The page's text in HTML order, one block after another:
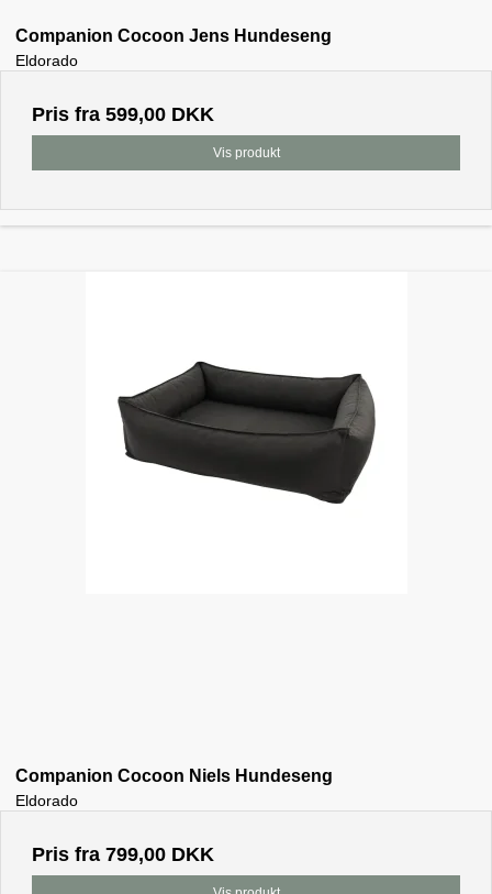
Companion Cocoon Jens Hundeseng
Eldorado
Pris fra 599,00 DKK
Vis produkt
Companion Cocoon Niels Hundeseng
Eldorado
Pris fra 799,00 DKK